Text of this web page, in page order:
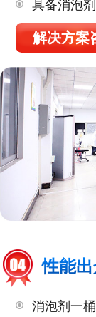
具备消泡
解决方案
性能
消泡剂一